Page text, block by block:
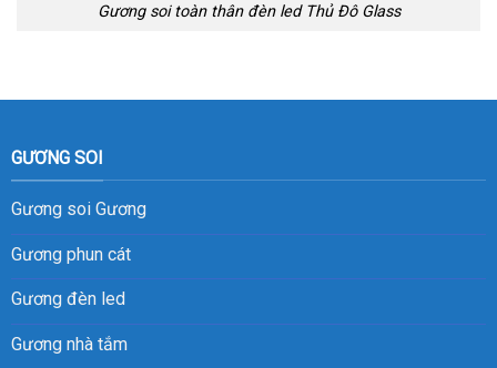
Gương soi toàn thân đèn led Thủ Đô Glass
GƯƠNG SOI
Gương soi Gương
Gương phun cát
Gương đèn led
Gương nhà tắm